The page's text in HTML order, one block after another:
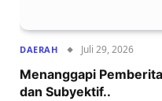
DAERAH Juli 29, 2026
Menanggapi
dan Subyektif..